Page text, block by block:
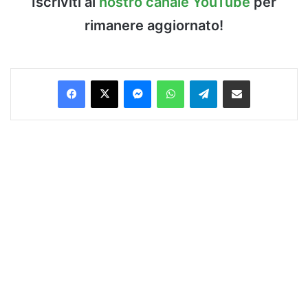
rimanere aggiornato!
Facebook
X MessengerWhatsAppTelegramCondividi via Email